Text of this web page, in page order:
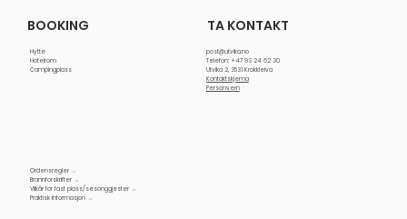
TA KONTAKT
post@utvika.no
Telefon: +47 93 24 62 30
Utvika 2, 3531 Krokkleiva
Kontaktskjema
Personvern
BOOKING
Hytte
Hotelrom
Campingplass
Ordensregler →
Brannforskrifter →
Vilkår for fast plass/sesonggjester →
Praktisk informasjon →